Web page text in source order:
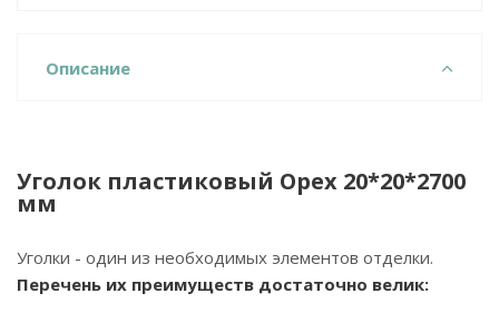
Описание
Уголок пластиковый Орех 20*20*2700
мм
Уголки - один из необходимых элементов отделки.
Перечень их преимуществ достаточно велик: